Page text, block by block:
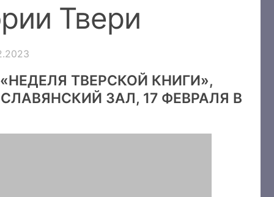
Твери
ТВЕРСКОЙ КНИГИ»,
ЗАЛ, 17 ФЕВРАЛЯ В